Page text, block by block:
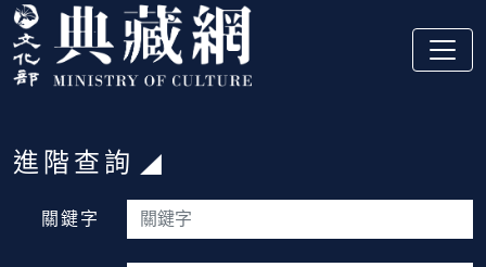
跳到主要內容
:::
:::
進階查詢
關鍵字